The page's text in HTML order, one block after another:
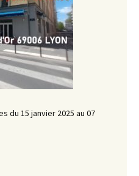
du 15 janvier 2025 au 07